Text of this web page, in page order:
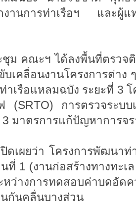
านการท่าเรือฯ และผู้แท
ชุม คณะฯ ได้ลงพื้นที่ตรวจ
เคลื่อนงานโครงการต่าง
เรือแหลมฉบัง ระยะที่ 3
(SRTO) การตรวจระบ
มาตรการแก้ปัญหาการจ
ปิดเผยว่า โครงการพัฒนา
ที่ 1 (งานก่อสร้างทางทะ
ว่างการทดสอบค่าบดอั
นกันคลื่นบางส่วน